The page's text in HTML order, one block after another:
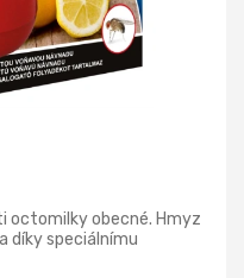
octomilky obecné. Hmyz
díky speciálnímu